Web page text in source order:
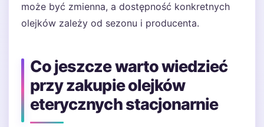
może być zmienna, a dostępność konkretnych
olejków zależy od sezonu i producenta.
Co jeszcze warto wiedzieć
przy zakupie olejków
eterycznych stacjonarnie